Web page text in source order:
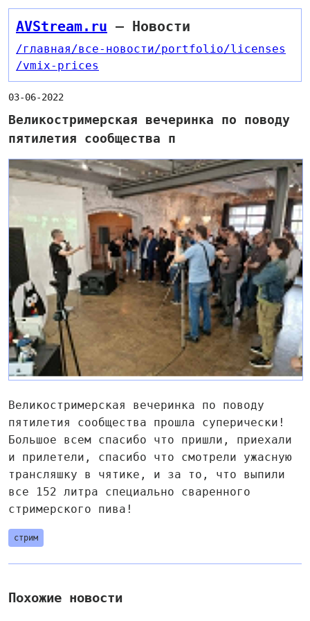
AVStream.ru — Новости
/главная/все-новости/portfolio/licenses
/vmix-prices
03-06-2022
Великостримерская вечеринка по поводу
пятилетия сообщества п
Великостримерская вечеринка по поводу
пятилетия сообщества прошла суперически!
Большое всем спасибо что пришли, приехали
и прилетели, спасибо что смотрели ужасную
трансляшку в чятике, и за то, что выпили
все 152 литра специально сваренного
стримерского пива!
стрим
Похожие новости